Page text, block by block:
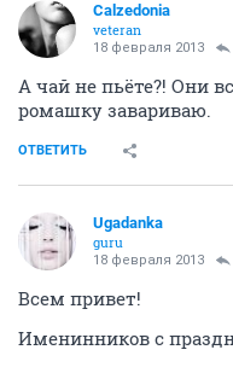
Calzedonia
veteran
18 февраля 2013
А чай не пьёте?! Они
ромашку завариваю.
ОТВЕТИТЬ
Ugadanka
guru
18 февраля 2013
Всем привет!
Именинников с